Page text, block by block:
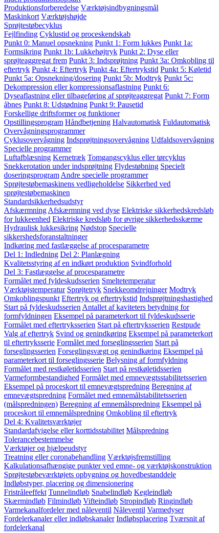
Produktionsforberedelse Værktøjsindbygningsmål
Maskinkort Værktøjshøjde
Sprøjtestøbecyklus
Fejlfinding Cyklustid og proceskendskab
Punkt 0: Manuel opsnekning Punkt 1: Form lukkes Punkt 1a:
Formsikring Punkt 1b: Lukkehøjtryk Punkt 2: Dyse eller
sprøjteaggregat frem Punkt 3: Indsprøjtning Punkt 3a: Omkobling til
eftertryk Punkt 4: Eftertryk Punkt 4a: Eftertrykstid Punkt 5: Køletid
Punkt 5a: Opsnekning/dosering Punkt 5b: Modtryk Punkt 5c:
Dekompression eller kompressionsaflastning Punkt 6:
Dyseaflastning eller tilbageføring af sprøjteaggregat Punkt 7: Form
åbnes Punkt 8: Udstødning Punkt 9: Pausetid
Forskellige driftsformer og funktioner
Opstillingsprogram Håndbetjening Halvautomatisk Fuldautomatisk
Overvågningsprogrammer
Cyklusovervågning Indsprøjtningsovervågning Udfaldsovervågning
Specielle programmer
Luftafblæsning Kernetræk Tomgangscyklus eller tørcyklus
Snekkerotation under indsprøjtning Flydestøbning Specielt
doseringsprogram Andre specielle programmer
Sprøjtestøbemaskinens vedligeholdelse Sikkerhed ved
sprøjtestøbemaskinen
Standardsikkerhedsudstyr
Afskærmning Afskærmning ved dyse Elektriske sikkerhedskredsløb
for lukkeenhed Elektriske kredsløb for øvrige sikkerhedsskærme
Hydraulisk lukkesikring Nødstop Specielle
sikkershedsforanstaltninger
Indkøring med fastlæggelse af procesparametre
Del 1: Indledning Del 2: Planlægning
Kvalitetsstyring af en indkørt produktion Svindforhold
Del 3: Fastlæggelse af procesparametre
Formålet med fyldeskudsserien Smeltetemperatur
Værktøjstemperatur Sprøjtetryk Snekkeomdrejninger Modtryk
Omkoblingspunkt Eftertryk og eftertrykstid Indsprøjtningshastighed
Start på fyldeskudsserien Antallet af kaviteters betydning for
formfyldningen Eksempel på parameterkort til fyldeskudsserie
Formålet med eftertryksserien Start på eftertryksserien Restpude
Valg af eftertryk Svind og genindkøring Eksempel på parameterkort
til eftertryksserie Formålet med forseglingsserien Start på
forseglingsserien Forseglingsvægt og genindkøring Eksempel på
parameterkort til forseglingsserie Belysning af formfyldning
Formålet med restkøletidsserien Start på restkøletidsserien
Varmeformbestandighed Formålet med emnevægtsstabilitetsserien
Eksempel på proceskort til emnevægtspredning Beregning af
emnevægtspredning Formålet med emnemålstabilitetsserien
(målspredningen) Beregning af emnemålspredning Eksempel på
proceskort til emnemålspredning Omkobling til eftertryk
Del 4: Kvalitetsværktøjer
Standardafvigelse eller korttidsstabilitet Målspredning
Tolerancebestemmelse
Værktøjer og hjælpeudstyr
Treatning eller coronabehandling Værktøjsfremstilling
Kalkulationsafhængige punkter ved emne- og værktøjskonstruktion
Sprøjtestøbeværktøjets opbygning og hovedbestanddele
Indløbstyper, placering og dimensionering
Fristråleeffekt Tunnelindløb Snabelindløb Kegleindløb
Skærmindløb Filmindløb Vifteindløb Stropindløb Ringindløb
Varmekanalfordeler med nåleventil Nåleventil Varmedyser
Fordelerkanaler eller indløbskanaler Indløbsplacering Tværsnit af
fordelerkanal